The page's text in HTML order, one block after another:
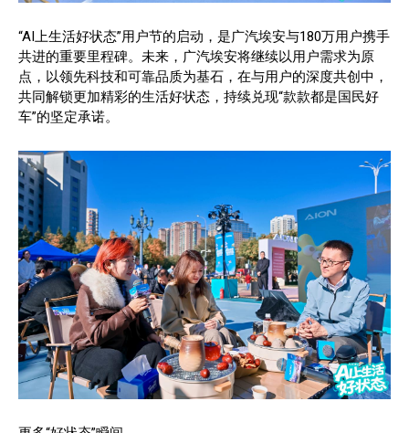
“AI上生活好状态”用户节的启动，是广汽埃安与180万用户携手
共进的重要里程碑。未来，广汽埃安将继续以用户需求为原
点，以领先科技和可靠品质为基石，在与用户的深度共创中，
共同解锁更加精彩的生活好状态，持续兑现“款款都是国民好
车”的坚定承诺。